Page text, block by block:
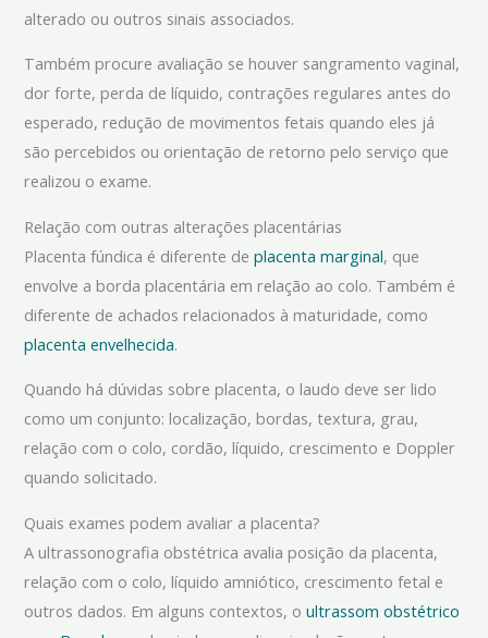
alterado ou outros sinais associados.
Também procure avaliação se houver sangramento vaginal,
dor forte, perda de líquido, contrações regulares antes do
esperado, redução de movimentos fetais quando eles já
são percebidos ou orientação de retorno pelo serviço que
realizou o exame.
Relação com outras alterações placentárias
Placenta fúndica é diferente deplacenta marginal, que
envolve a borda placentária em relação ao colo. Também é
diferente de achados relacionados à maturidade, como
placenta envelhecida.
Quando há dúvidas sobre placenta, o laudo deve ser lido
como um conjunto: localização, bordas, textura, grau,
relação com o colo, cordão, líquido, crescimento e Doppler
quando solicitado.
Quais exames podem avaliar a placenta?
A ultrassonografia obstétrica avalia posição da placenta,
relação com o colo, líquido amniótico, crescimento fetal e
outros dados. Em alguns contextos, oultrassom obstétrico